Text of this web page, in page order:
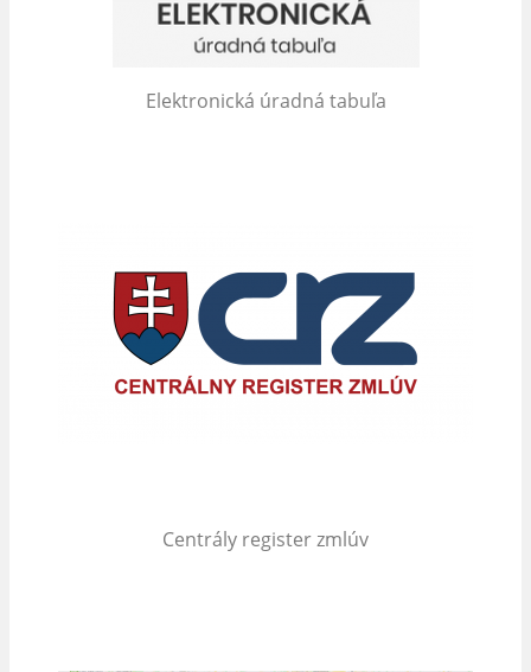
Elektronická úradná tabuľa
Centrály register zmlúv